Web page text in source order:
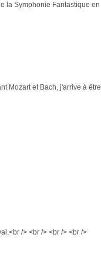
la Symphonie Fantastique en
Mozart et Bach, j'arrive à être
/> <br /> <br /> <br />